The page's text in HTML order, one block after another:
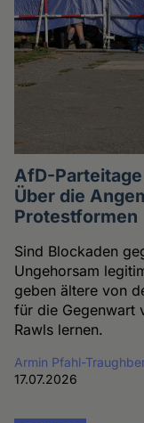
AfD-
Über die
Protestformen
Sind Blockaden
Ungehorsam
geben ältere von
für die Gegenwart
Rawls lernen.
Armin Pfahl-
17.07.2026